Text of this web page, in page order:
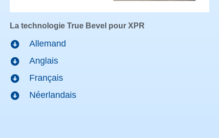
La technologie True Bevel pour XPR
Allemand
Anglais
Français
Néerlandais